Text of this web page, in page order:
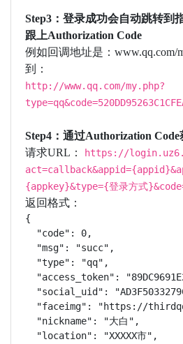
Step3：登录成功会自动跳转到
跟上Authorization Code
例如回调地址是：www.qq.com/
到：
http://www.qq.com/my.php?
Step4：通过Authorization
请求URL：
https://
{appkey}&type={登录方式
返回格式：
{
  "code": 0,
  "msg": "succ",
  "type": "qq",
"access_token":
"social_uid":
"faceimg": "https://
  "nickname": "大白",
  "location": "XXXXX市",